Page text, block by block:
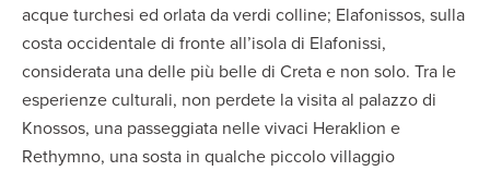
acque turchesi ed orlata da verdi colline; Elafonissos, sulla
costa occidentale di fronte all’isola di Elafonissi,
considerata una delle più belle di Creta e non solo. Tra le
esperienze culturali, non perdete la visita al palazzo di
Knossos, una passeggiata nelle vivaci Heraklion e
Rethymno, una sosta in qualche piccolo villaggio